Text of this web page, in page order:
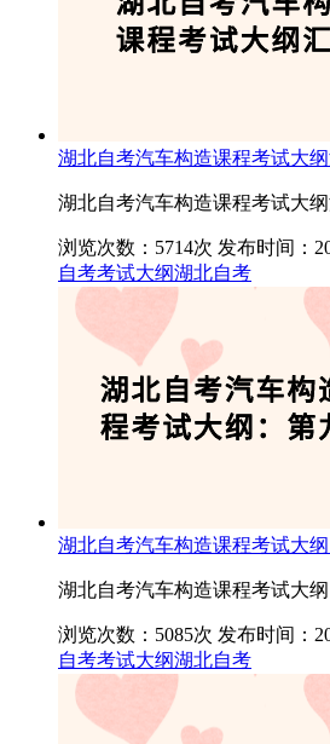
湖北自考汽车构造课程考试大
湖北自考汽车构造课程考试大
浏览次数：5714次 发布时间：
自考考试大纲湖北自考
湖北自考汽车构造课程考试大
湖北自考汽车构造课程考试大
浏览次数：5085次 发布时间：
自考考试大纲湖北自考